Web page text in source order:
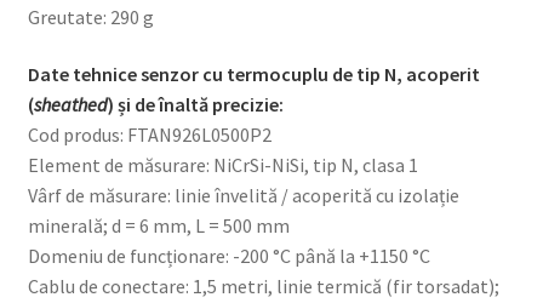
Greutate: 290 g
Date tehnice senzor cu termocuplu de tip N, acoperit
(sheathed) și de înaltă precizie:
Cod produs: FTAN926L0500P2
Element de măsurare: NiCrSi-NiSi, tip N, clasa 1
Vârf de măsurare: linie învelită / acoperită cu izolație
minerală; d = 6 mm, L = 500 mm
Domeniu de funcționare: -200 °C până la +1150 °C
Cablu de conectare: 1,5 metri, linie termică (fir torsadat);